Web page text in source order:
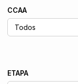
CCAA
ETAPA